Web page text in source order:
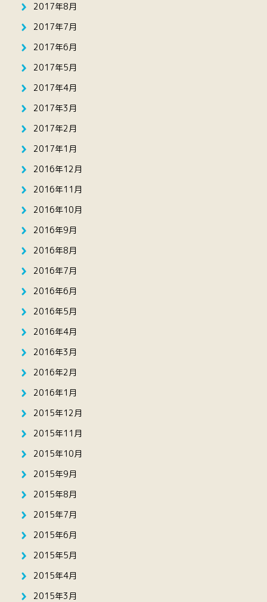
2017年8月
2017年7月
2017年6月
2017年5月
2017年4月
2017年3月
2017年2月
2017年1月
2016年12月
2016年11月
2016年10月
2016年9月
2016年8月
2016年7月
2016年6月
2016年5月
2016年4月
2016年3月
2016年2月
2016年1月
2015年12月
2015年11月
2015年10月
2015年9月
2015年8月
2015年7月
2015年6月
2015年5月
2015年4月
2015年3月